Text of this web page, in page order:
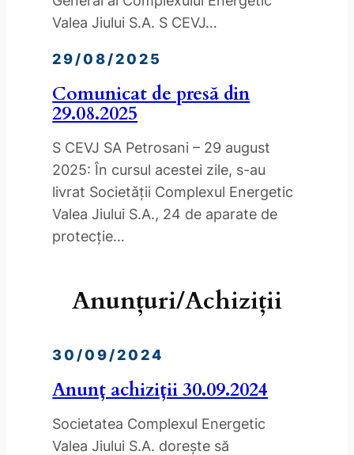
Valea Jiului S.A. S CEVJ…
29/08/2025
Comunicat de presă din
29.08.2025
S CEVJ SA Petrosani – 29 august
2025: În cursul acestei zile, s-au
livrat Societǎții Complexul Energetic
Valea Jiului S.A., 24 de aparate de
protecție…
Anunțuri/Achiziții
30/09/2024
Anunț achiziții 30.09.2024
Societatea Complexul Energetic
Valea Jiului S.A. doreşte să